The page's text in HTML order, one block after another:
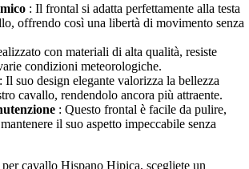
: Il frontal si adatta perfettamente alla testa
offrendo così una libertà di movimento senza
con materiali di alta qualità, resiste
condizioni meteorologiche.
: Il suo design elegante valorizza la bellezza
cavallo, rendendolo ancora più attraente.
: Questo frontal è facile da pulire,
il suo aspetto impeccabile senza
cavallo Hispano Hipica, scegliete un